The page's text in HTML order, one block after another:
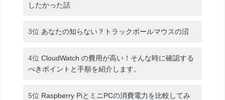
したかった話
3位 あなたの知らない？トラックボールマウスの沼
4位 CloudWatch の費用が高い！そんな時に確認する
べきポイントと手順を紹介します。
5位 Raspberry PiとミニPCの消費電力を比較してみ